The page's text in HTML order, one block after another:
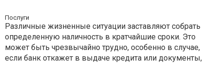
Послуги
Различные жизненные ситуации заставляют собрать
определенную наличность в кратчайшие сроки. Это
может быть чрезвычайно трудно, особенно в случае,
если банк откажет в выдаче кредита или документы,